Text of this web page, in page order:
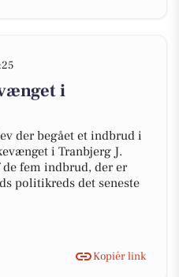
i
der begået et indbrud i
i Tranbjerg J.
fem indbrud, der er
politikreds det seneste
Kopiér link